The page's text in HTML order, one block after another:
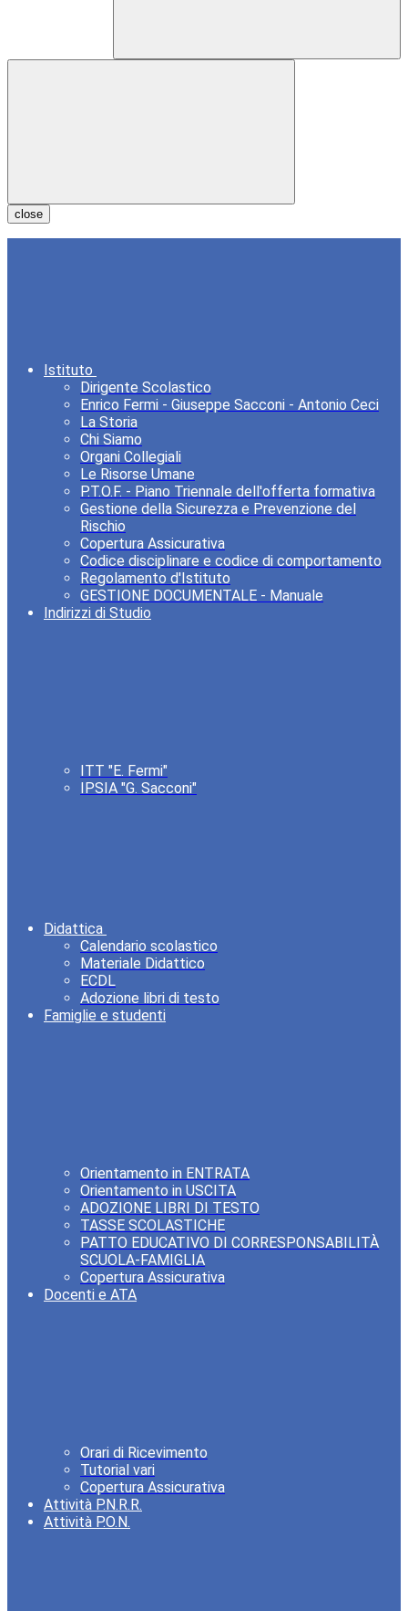
close
Istituto
Dirigente Scolastico
Enrico Fermi - Giuseppe Sacconi - Antonio Ceci
La Storia
Chi Siamo
Organi Collegiali
Le Risorse Umane
P.T.O.F. - Piano Triennale dell'offerta formativa
Gestione della Sicurezza e Prevenzione del
Rischio
Copertura Assicurativa
Codice disciplinare e codice di comportamento
Regolamento d'Istituto
GESTIONE DOCUMENTALE - Manuale
Indirizzi di Studio
ITT "E. Fermi"
IPSIA "G. Sacconi"
Didattica
Calendario scolastico
Materiale Didattico
ECDL
Adozione libri di testo
Famiglie e studenti
Orientamento in ENTRATA
Orientamento in USCITA
ADOZIONE LIBRI DI TESTO
TASSE SCOLASTICHE
PATTO EDUCATIVO DI CORRESPONSABILITÀ
SCUOLA-FAMIGLIA
Copertura Assicurativa
Docenti e ATA
Orari di Ricevimento
Tutorial vari
Copertura Assicurativa
Attività P.N.R.R.
Attività P.O.N.